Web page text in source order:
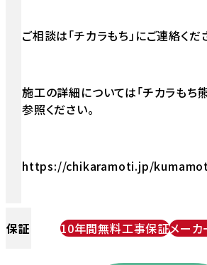
ご相談は「チカラもち」にご連絡くだ
施工の詳細については「チカラもち
参照ください。
https://chikaramoti.jp/
保証 10年間無料工事保証メー